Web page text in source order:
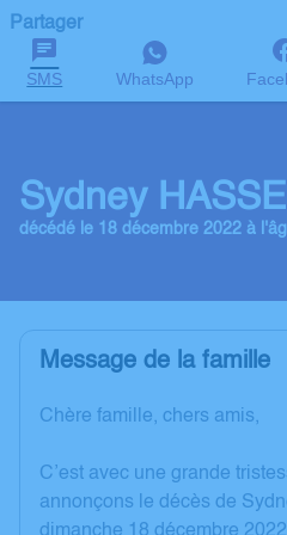
Partager
SMS WhatsApp
Sydney
décédé le 18 décembre 2022 à
Message de la famille
Chère famille, chers amis,
C’est avec une grande
annonçons le décès de